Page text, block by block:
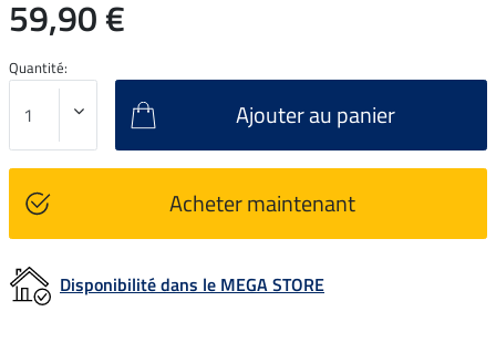
59,90 €
Quantité:
Ajouter au panier
Acheter maintenant
Disponibilité dans le MEGA STORE